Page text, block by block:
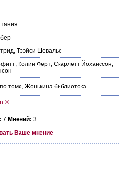
, Трэйси Шевалье
, Колин Ферт, Скарлетт Йоханссон,
теме, Женькина библиотека
®
7 Мнений: 3
Ваше мнение